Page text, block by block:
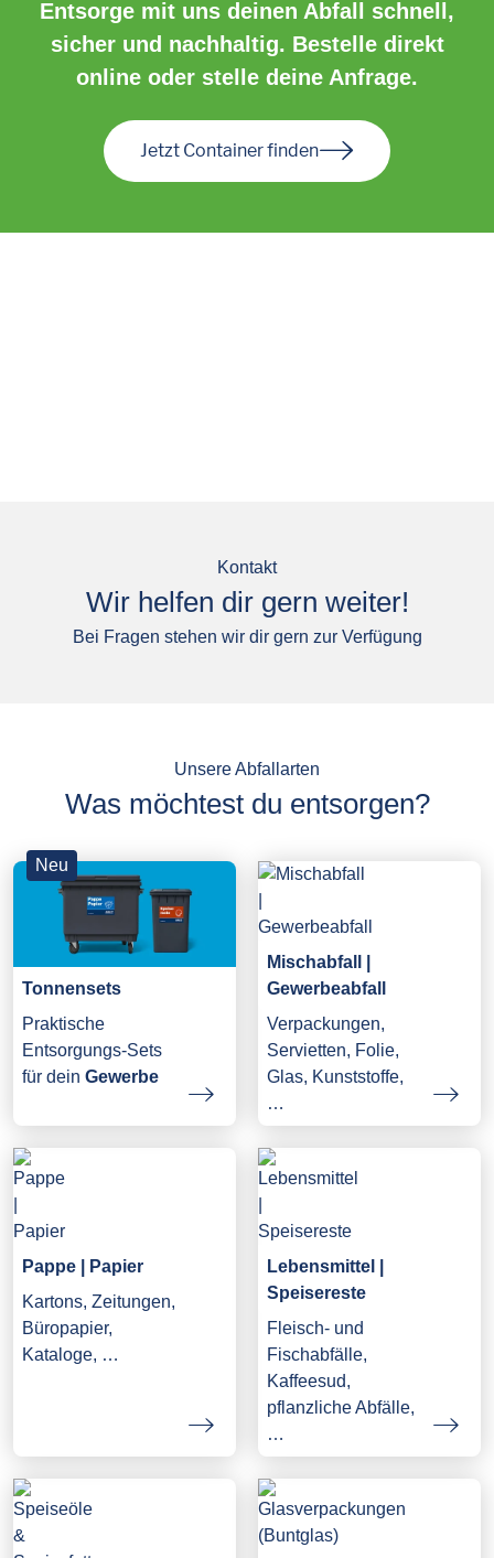
Entsorge mit uns deinen Abfall schnell,
sicher und nachhaltig. Bestelle direkt
online oder stelle deine Anfrage.
Jetzt Container finden
Kontakt
Wir helfen dir gern weiter!
Bei Fragen stehen wir dir gern zur Verfügung
Unsere Abfallarten
Was möchtest du entsorgen?
Neu
Tonnensets
Praktische
Entsorgungs-Sets
für dein Gewerbe
Mischabfall |
Gewerbeabfall
Verpackungen,
Servietten, Folie,
Glas, Kunststoffe,
…
Pappe | Papier
Kartons, Zeitungen,
Büropapier,
Kataloge, …
Lebensmittel |
Speisereste
Fleisch- und
Fischabfälle,
Kaffeesud,
pflanzliche Abfälle,
…